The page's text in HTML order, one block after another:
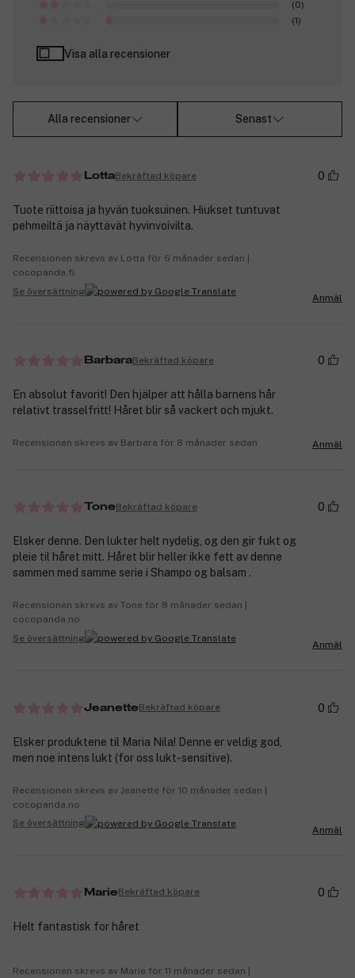
(0)
(1)
Visa alla recensioner
Alla recensioner Senast
LottaBekräftad köpare 0
Tuote riittoisa ja hyvän tuoksuinen. Hiukset tuntuvat
pehmeiltä ja näyttävät hyvinvoivilta.
Recensionen skrevs av Lotta för 6 månader sedan |
cocopanda.fi
Se översättning
Anmäl
BarbaraBekräftad köpare 0
En absolut favorit! Den hjälper att hålla barnens hår
relativt trasselfritt! Håret blir så vackert och mjukt.
Recensionen skrevs av Barbara för 8 månader sedan Anmäl
ToneBekräftad köpare 0
Elsker denne. Den lukter helt nydelig, og den gir fukt og
pleie til håret mitt. Håret blir heller ikke fett av denne
sammen med samme serie i Shampo og balsam .
Recensionen skrevs av Tone för 8 månader sedan |
cocopanda.no
Se översättning
Anmäl
JeanetteBekräftad köpare 0
Elsker produktene til Maria Nila! Denne er veldig god,
men noe intens lukt (for oss lukt-sensitive).
Recensionen skrevs av Jeanette för 10 månader sedan |
cocopanda.no
Se översättning
Anmäl
MarieBekräftad köpare 0
Helt fantastisk for håret
Recensionen skrevs av Marie för 11 månader sedan |